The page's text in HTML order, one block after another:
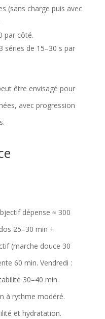
(sans charge puis avec
par côté.
séries de 15–30 s par
être envisagé pour
avec progression
dépense ≈ 300
25–30 min +
(marche douce 30
60 min. Vendredi :
30–40 min.
à rythme modéré.
et hydratation.